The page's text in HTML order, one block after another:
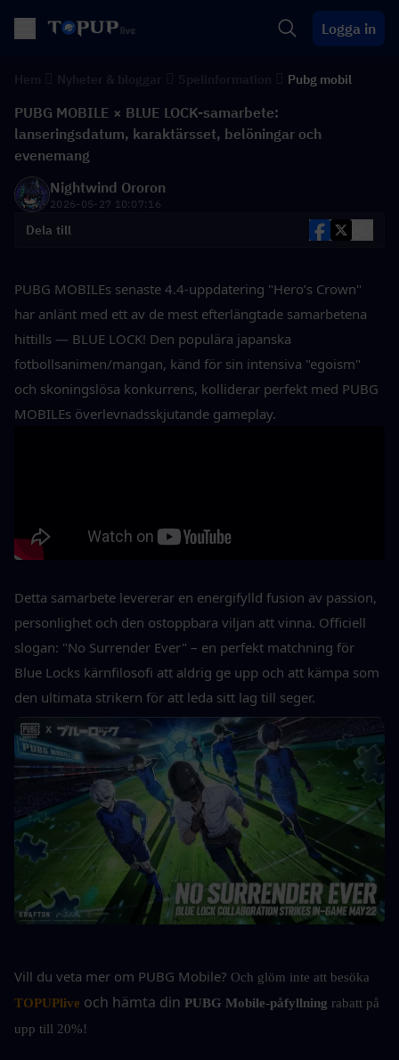
Logga in
Pubg mobil
PUBG MOBILE × BLUE LOCK-samarbete:
lanseringsdatum, karaktärsset, belöningar och
evenemang
Nightwind Ororon
2026-05-27 10:07:16
Dela till
PUBG MOBILEs senaste 4.4-uppdatering "Hero’s Crown"
har anlänt med ett av de mest efterlängtade samarbetena
hittills — BLUE LOCK! Den populära japanska
fotbollsanimen/mangan, känd för sin intensiva "egoism"
och skoningslösa konkurrens, kolliderar perfekt med PUBG
MOBILEs överlevnadsskjutande gameplay.
Detta samarbete levererar en energifylld fusion av passion,
personlighet och den ostoppbara viljan att vinna. Officiell
slogan: "No Surrender Ever" – en perfekt matchning för
Blue Locks kärnfilosofi att aldrig ge upp och att kämpa som
den ultimata strikern för att leda sitt lag till seger.
Vill du veta mer om PUBG Mobile?
TOPUPlive och hämta din PUBG Mobile-påfyllning rabatt på
upp till 20%!